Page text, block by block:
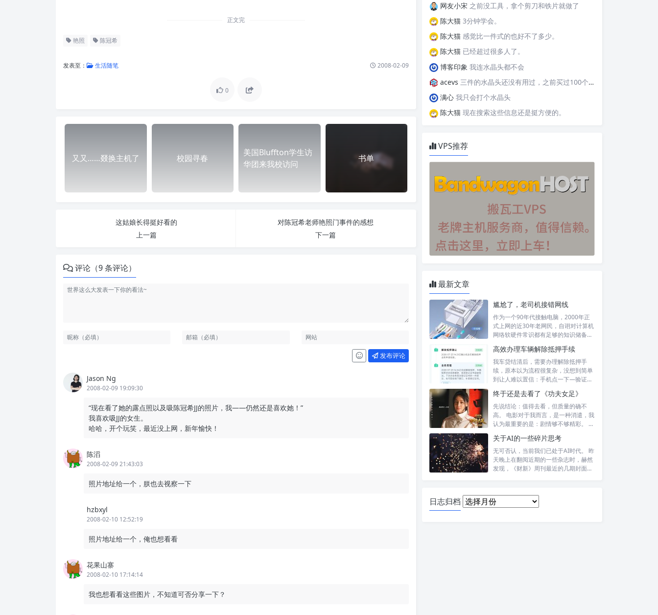
正文完
艳照 陈冠希
发表至： 生活随笔 2008-02-09
0
又又……叕换主机了 校园寻春
美国Bluffton学生访
华团来我校访问
书单
这姑娘长得挺好看的
上一篇
对陈冠希老师艳照门事件的感想
下一篇
评论（9 条评论）
发布评论
Jason Ng
2008-02-09 19:09:30
“现在看了她的露点照以及吸陈冠希JJ的照片，我——仍然还是喜欢她！”
我喜欢吸JJ的女生。
哈哈，开个玩笑，最近没上网，新年愉快！
陈滔
2008-02-09 21:43:03
照片地址给一个，朕也去视察一下
hzbxyl
2008-02-10 12:52:19
照片地址给一个，俺也想看看
花果山寨
2008-02-10 17:14:14
我也想看看这些图片，不知道可否分享一下？
网友小宋 之前没工具，拿个剪刀和铁片就做了
陈大猫 3分钟学会。
陈大猫 感觉比一件式的也好不了多少。
陈大猫 已经超过很多人了。
博客印象 我连水晶头都不会
acevs 三件的水晶头还没有用过，之前买过100个水晶头还没有 用完。
满心 我只会打个水晶头
陈大猫 现在搜索这些信息还是挺方便的。
VPS推荐
最新文章
尴尬了，老司机接错网线
作为一个90年代接触电脑，2000年正
式上网的近30年老网民，自诩对计算机
网络软硬件常识都有足够的知识储备，
高效办理车辆解除抵押手续
我车贷结清后，需要办理解除抵押手
续，原本以为流程很复杂，没想到简单
到让人难以置信：手机点一下—验证头
终于还是去看了《功夫女足》
先说结论：值得去看，但质量的确不
高。 电影对于我而言，是一种消遣，我
认为最重要的是：剧情够不够精彩。 比
关于AI的一些碎片思考
无可否认，当前我们已处于AI时代。 昨
天晚上在翻阅近期的一些杂志时，赫然
发现，《财新》周刊最近的几期封面报
日志归档 日